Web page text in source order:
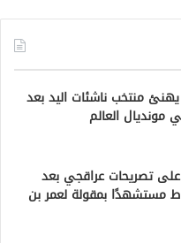
منتخب ناشئات اليد بعد
مونديال العالم
تصريحات عراقجي بعد
مستشهدًا بمقولة لعمر بن